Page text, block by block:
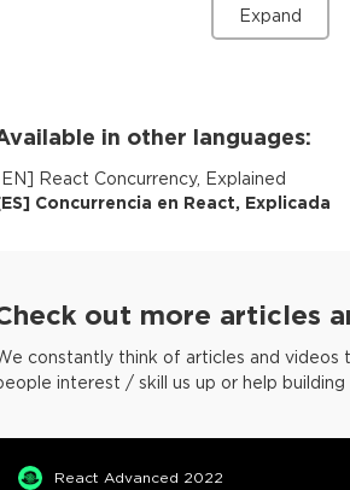
Expand
in other languages:
EN] React Concurrency, Explained
ES] Concurrencia en React, Explicada
out more articles
constantly think of articles and videos
interest / skill us up or help building
React Advanced 2022